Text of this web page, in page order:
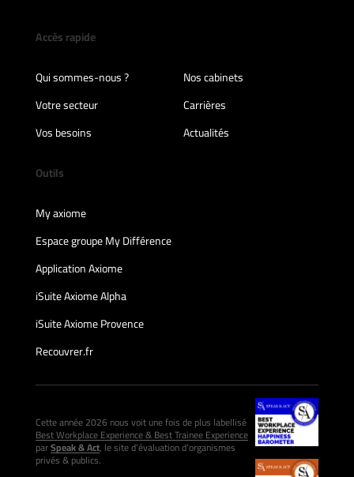
Accès rapide
Qui sommes-nous ?
Nos cabinets
Votre secteur
Carrières
Vos besoins
Actualités
Outils
My axiome
Espace groupe My Différence
Application Axiome
iSuite Axiome Alpha
iSuite Axiome Provence
Recouvrer.fr
Cette année 2026 nous voit une fois de plus labellisé
Best Workplace Experience & Best Trainee Experience
parSpeak & Act, le site d’évaluation d’organismes
privés & publics.